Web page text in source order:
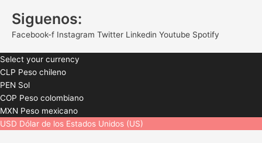
Siguenos:
Facebook-f Instagram Twitter Linkedin Youtube Spotify
Select your currency
CLP Peso chileno
PEN Sol
COP Peso colombiano
MXN Peso mexicano
USD Dólar de los Estados Unidos (US)